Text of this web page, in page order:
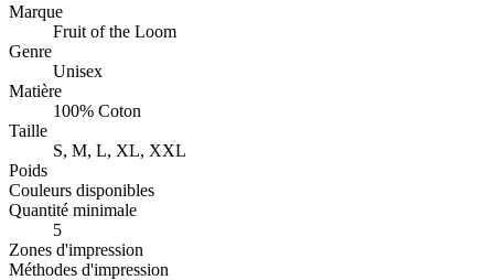
Marque
Fruit of the Loom
Genre
Unisex
Matière
100% Coton
Taille
S, M, L, XL, XXL
Poids
Couleurs disponibles
Quantité minimale
5
Zones d'impression
Méthodes d'impression